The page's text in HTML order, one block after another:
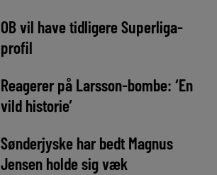
OB vil have tidligere Superliga-
profil
Reagerer på Larsson-bombe: ‘En
vild historie’
Sønderjyske har bedt Magnus
Jensen holde sig væk